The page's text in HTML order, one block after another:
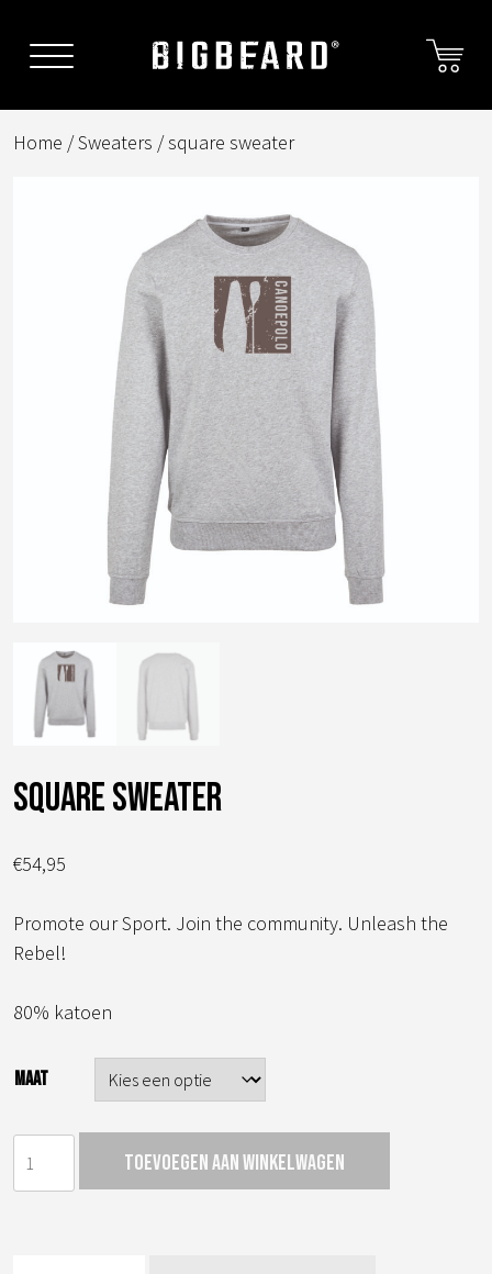
content
Home /Sweaters / square sweater
square sweater
€54,95
Promote our Sport. Join the community. Unleash the
Rebel!
80% katoen
MAAT
sweater
Toevoegen aan winkelwagen